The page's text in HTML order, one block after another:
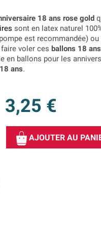
18 ans rose gold
sont en latex naturel
est recommandée)
voler ces ballons 18
en ballons pour les
ans.
3,25 €
AJOUTER AU